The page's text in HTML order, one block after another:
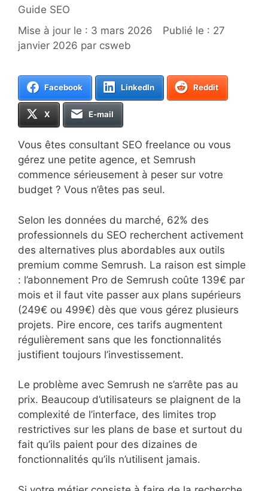
Catégories
Guide SEO
3 mars 2026
27
janvier 2026 par csweb
Facebook LinkedIn Reddit
X E-mail
Vous êtes consultant SEO freelance ou vous
gérez une petite agence, et Semrush
commence sérieusement à peser sur votre
budget ? Vous n’êtes pas seul.
Selon les données du marché, 62% des
professionnels du SEO recherchent activement
des alternatives plus abordables aux outils
premium comme Semrush. La raison est simple
: l’abonnement Pro de Semrush coûte 139€ par
mois et il faut vite passer aux plans supérieurs
(249€ ou 499€) dès que vous gérez plusieurs
projets. Pire encore, ces tarifs augmentent
régulièrement sans que les fonctionnalités
justifient toujours l’investissement.
Le problème avec Semrush ne s’arrête pas au
prix. Beaucoup d’utilisateurs se plaignent de la
complexité de l’interface, des limites trop
restrictives sur les plans de base et surtout du
fait qu’ils paient pour des dizaines de
fonctionnalités qu’ils n’utilisent jamais.